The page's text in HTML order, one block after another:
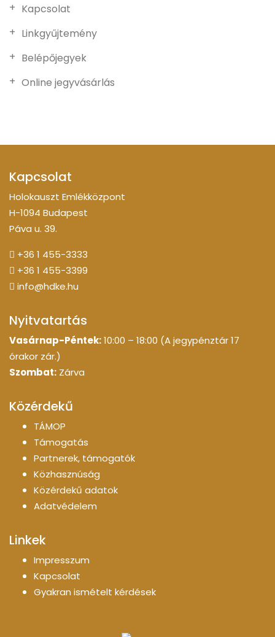
Kapcsolat
Linkgyűjtemény
Belépőjegyek
Online jegyvásárlás
Kapcsolat
Holokauszt Emlékközpont
H-1094 Budapest
Páva u. 39.
+36 1 455-3333
+36 1 455-3399
info@hdke.hu
Nyitvatartás
Vasárnap-Péntek:10:00 – 18:00 (A jegypénztár 17
órakor zár.)
Szombat: Zárva
Közérdekű
TÁMOP
Támogatás
Partnerek, támogatók
Közhasznúság
Közérdekű adatok
Adatvédelem
Linkek
Impresszum
Kapcsolat
Gyakran ismételt kérdések